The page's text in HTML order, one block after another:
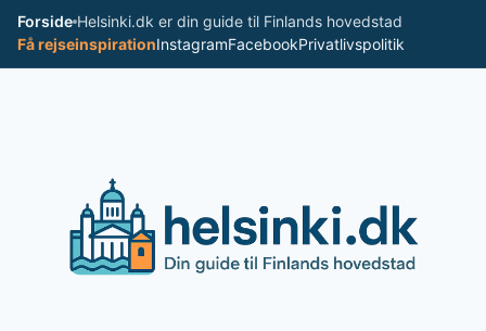
Spring
indhold
Forside Helsinki.dk er din guide til Finlands hovedstad
Få rejseinspirationInstagramFacebookPrivatlivspolitik